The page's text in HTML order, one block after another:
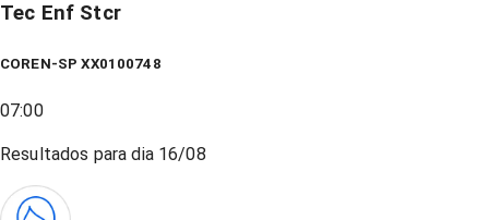
Tec Enf Stcr
COREN-SP XX0100748
07:00
Resultados para dia 16/08